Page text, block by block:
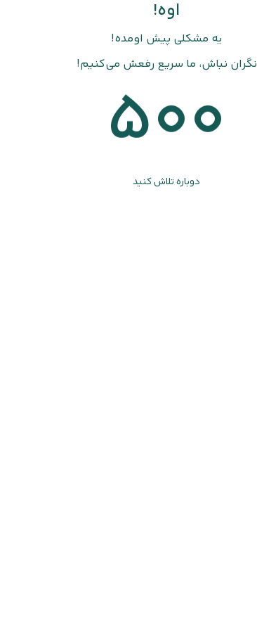
اوه!
یه مشکلی پیش اومده!
نگران نباش، ما سریع رفعش می‌کنیم!
500
دوباره تلاش کنید